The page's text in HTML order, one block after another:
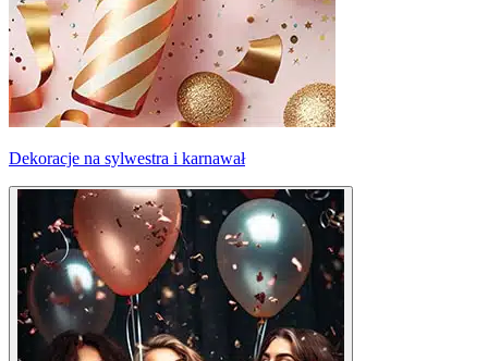
Dekoracje na sylwestra i karnawał